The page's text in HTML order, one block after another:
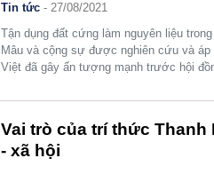
Tin tức -27/08/2021
Tận dụng đất cứng làm nguyên liệu
Mâu và cộng sự được nghiên cứu và
Việt đã gây ấn tượng mạnh trước hội
Vai trò của trí thức
- xã hội